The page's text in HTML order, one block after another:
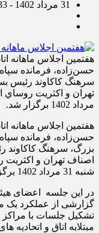
31 مرداد 1402 - 9:33
هفتمين اجلاس ماهانه
حسن‌زاده، فرمانده
سرهنگ کاکاوند رئیس
مرداد 1402 برگزار شد.
هفتمين اجلاس ماهانه
حسن‌زاده، فرمانده
بزرگ، سرهنگ کاکاوند
اصناف تهران و
شنبه 31 مرداد 1402 برگزار شد.
در این جلسه اعضای
گزارشی از عملکرد یک
تشکیل جلسات با مراکز
مبتلابه اتاق و اتحادیه